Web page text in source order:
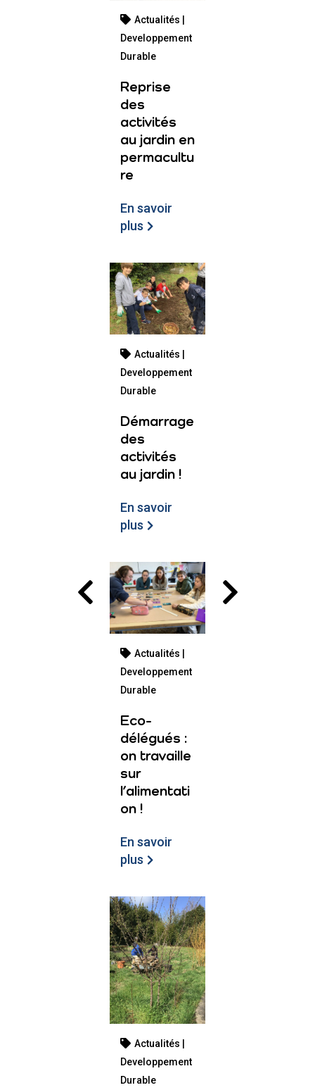
Actualités |
Developpement
Durable
Reprise
des
activités
au jardin en
permacultu
re
En savoir
plus
Actualités |
Developpement
Durable
Démarrage
des
activités
au jardin !
En savoir
plus
Actualités |
Developpement
Durable
Eco-
délégués :
on travaille
sur
l’alimentati
on !
En savoir
plus
Actualités |
Developpement
Durable